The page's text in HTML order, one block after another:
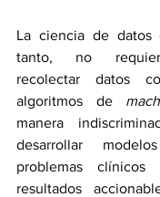
La ciencia de datos
tanto, no
recolectar datos
algoritmos de
manera
desarrollar
problemas clínicos
resultados